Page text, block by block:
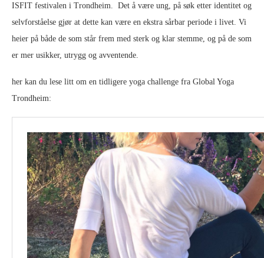
ISFIT festivalen i Trondheim. Det å være ung, på søk etter identitet og
selvforståelse gjør at dette kan være en ekstra sårbar periode i livet. Vi
heier på både de som står frem med sterk og klar stemme, og på de som
er mer usikker, utrygg og avventende.
her kan du lese litt om en tidligere yoga challenge fra Global Yoga
Trondheim: